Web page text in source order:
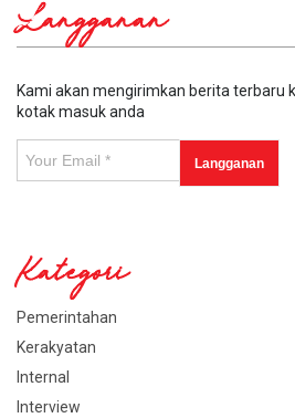
Langganan
Kami akan mengirimkan berita terbaru
kotak masuk anda
Kategori
Pemerintahan
Kerakyatan
Internal
Interview